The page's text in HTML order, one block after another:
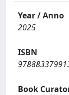
Year / Anno
2025
ISBN
Book